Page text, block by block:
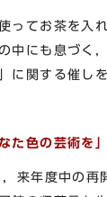
ってお茶を入
中にも息づく
に関する催し
た色の芸術を」
来年度中の再